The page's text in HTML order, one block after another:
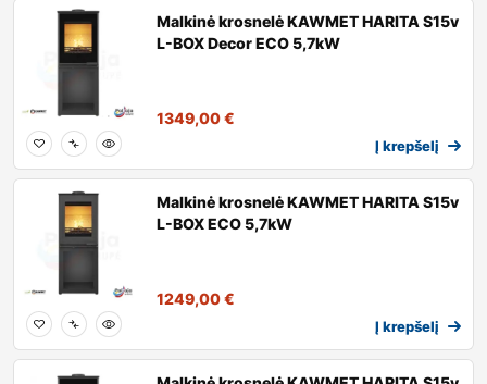
Malkinė krosnelė KAWMET HARITA S15v
L-BOX Decor ECO 5,7kW
1349,00€
Į krepšelį
Malkinė krosnelė KAWMET HARITA S15v
L-BOX ECO 5,7kW
1249,00€
Į krepšelį